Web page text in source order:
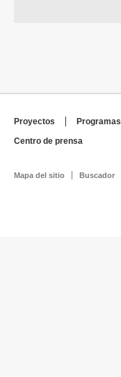
Proyectos Programas
Centro de prensa
Mapa del sitio Buscador